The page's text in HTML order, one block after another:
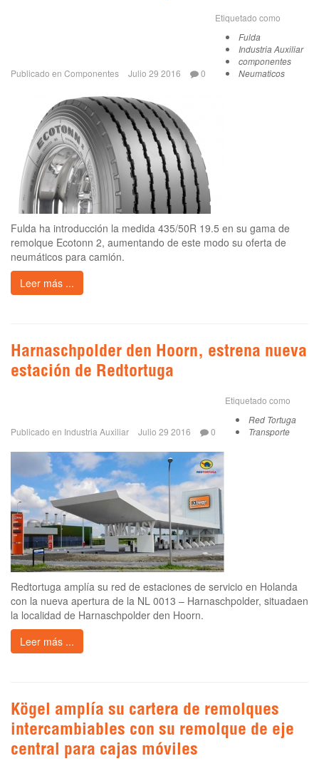
Publicado en Componentes Julio 29 2016 0
Etiquetado como
Fulda
Industria Auxiliar
componentes
Neumaticos
Fulda ha introducción la medida 435/50R 19.5 en su gama de
remolque Ecotonn 2, aumentando de este modo su oferta de
neumáticos para camión.
Leer más ...
Harnaschpolder den Hoorn, estrena nueva
estación de Redtortuga
Publicado en Industria Auxiliar Julio 29 2016 0
Etiquetado como
Red Tortuga
Transporte
Redtortuga amplía su red de estaciones de servicio en Holanda
con la nueva apertura de la NL 0013 – Harnaschpolder, situadaen
la localidad de Harnaschpolder den Hoorn.
Leer más ...
Kögel amplía su cartera de remolques
intercambiables con su remolque de eje
central para cajas móviles